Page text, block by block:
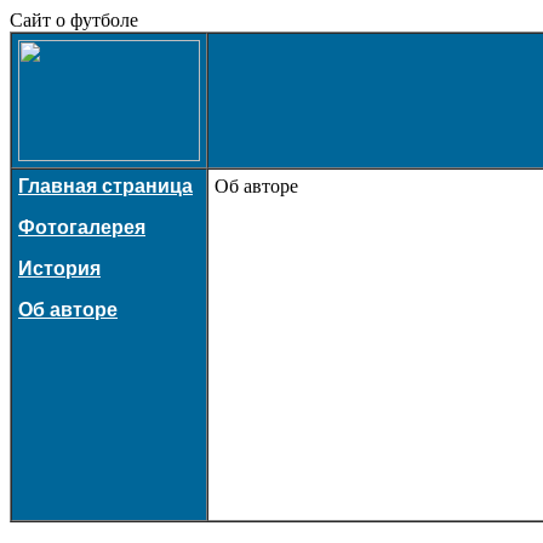
Сайт о футболе
Главная страница
Фотогалерея
История
Об авторе
Об авторе